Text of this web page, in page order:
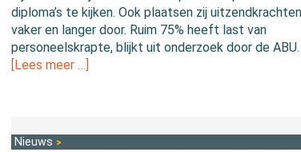
diploma’s te kijken. Ook plaatsen zij uitzendkrachten
vaker en langer door. Ruim 75% heeft last van
personeelskrapte, blijkt uit onderzoek door de ABU.
[Lees meer …]
Nieuws